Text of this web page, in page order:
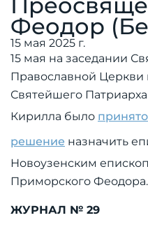
Феодор
15 мая 2025 г.
15 мая на заседании
Православной Церкви
Святейшего
Кирилла было принято
решение назначить
Новоузенским
Приморского Феодора.
ЖУРНАЛ № 29